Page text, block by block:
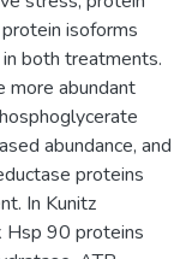
isoforms
both treatments.
abundant
abundance, and
proteins
In Kunitz
Hsp 90 proteins